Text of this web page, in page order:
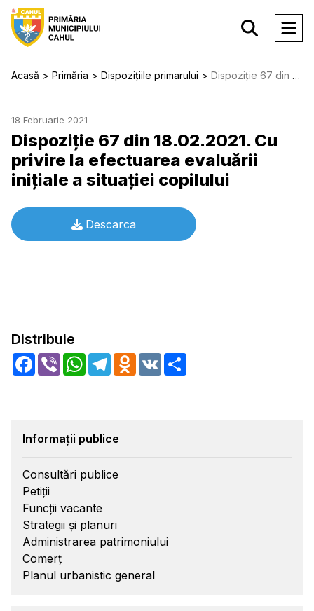
Acasă Primăria Dispozițiile primarului Dispoziție 67 din 18.02.2021. Cu privire la efectuarea evaluării iniţiale a situaţiei copilului
18 Februarie 2021
Dispoziție 67 din 18.02.2021. Cu
privire la efectuarea evaluării
iniţiale a situaţiei copilului
Descarca
Distribuie
Facebook
Viber WhatsApp
TelegramOdnoklassniki
VK
Informații publice
Consultări publice
Petiții
Funcții vacante
Strategii și planuri
Administrarea patrimoniului
Comerț
Planul urbanistic general